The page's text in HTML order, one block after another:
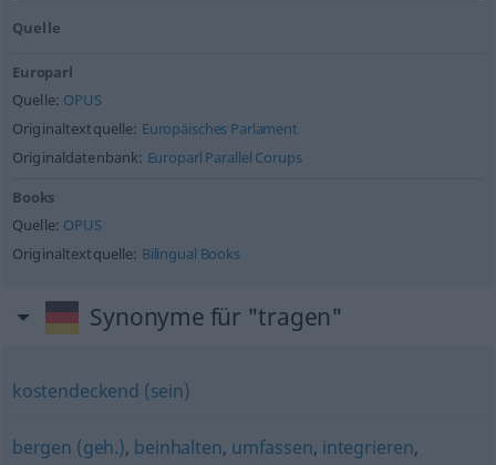
Quelle
Europarl
Quelle: OPUS
Originaltextquelle: Europäisches Parlament
Originaldatenbank: Europarl Parallel Corups
Books
Quelle: OPUS
Originaltextquelle: Bilingual Books
Synonyme für "tragen"
kostendeckend (sein)
bergen (geh.), beinhalten, umfassen, integrieren,